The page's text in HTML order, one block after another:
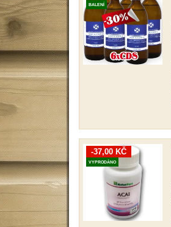
BALENÍ
-37,00 KČ
VYPRODÁNO